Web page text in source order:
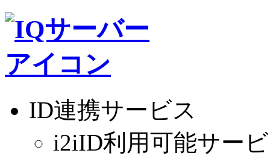
ID連携サービス
i2iID利用可能サー